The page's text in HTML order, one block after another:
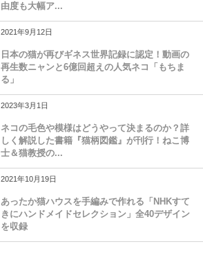
由度も大幅ア...
2021年9月12日
日本の猫が再びギネス世界記録に認定！動画の
再生数ニャンと6億回超えの人気ネコ「もちま
る」
2023年3月1日
ネコの毛色や模様はどうやって決まるのか？詳
しく解説した書籍『猫柄図鑑』が刊行！ねこ博
士＆猫教授の...
2021年10月19日
あったか猫ハウスを手編みで作れる「NHKすて
きにハンドメイドセレクション」全40デザイン
を収録